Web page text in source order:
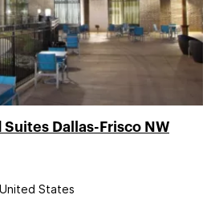
Dallas-Frisco NW
States